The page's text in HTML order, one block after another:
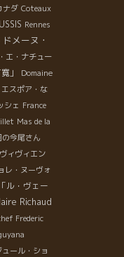
ナダ Coteaux
Rennes
ドメーヌ・
エ・ナチュー
」
Domaine
エスポア・な
シェ France
Mas de la
今尾さん
ィヴィエン
レ・ヌーヴォ
ル・ヴェー
Richaud
Frederic
ュール・ショ